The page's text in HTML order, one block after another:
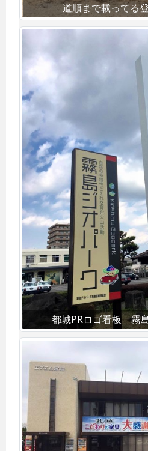
道順まで載ってる
都城PRロゴ看板 霧